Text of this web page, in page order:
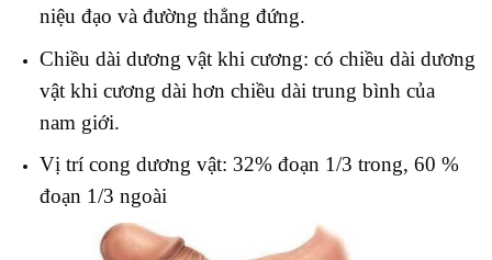
niệu đạo và đường thẳng đứng.
Chiều dài dương vật khi cương: có chiều dài dương
vật khi cương dài hơn chiều dài trung bình của
nam giới.
Vị trí cong dương vật: 32% đoạn 1/3 trong, 60 %
đoạn 1/3 ngoài